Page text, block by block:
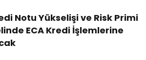
Notu Yükselişi ve Risk Primi
ECA Kredi İşlemlerine